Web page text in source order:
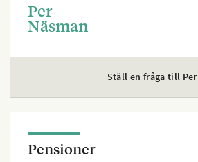
Per
Näsman
Ställ en fråga till Per
Pensioner